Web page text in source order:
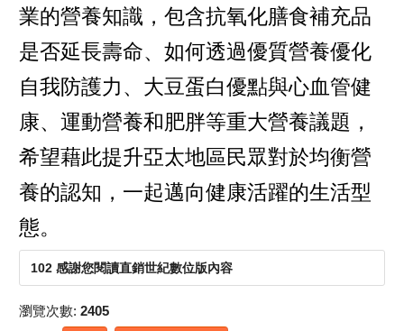
業的營養知識，包含抗氧化膳食補充品
是否延長壽命、如何透過優質營養優化
自我防護力、大豆蛋白優點與心血管健
康、運動營養和肥胖等重大營養議題，
希望藉此提升亞太地區民眾對於均衡營
養的認知，一起邁向健康活躍的生活型
態。
102 感謝您閱讀直銷世紀數位版內容
瀏覽次數: 2405